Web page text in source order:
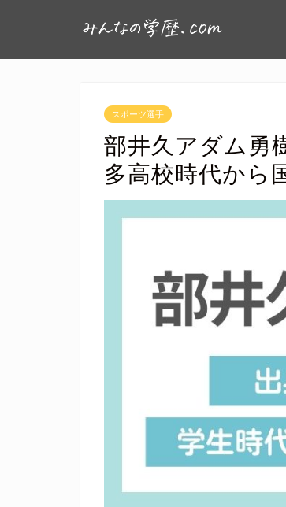
スポーツ選手
部井久アダム勇
多高校時代から